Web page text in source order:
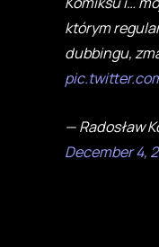
którym
dubbingu,
— Radosław
December 4,